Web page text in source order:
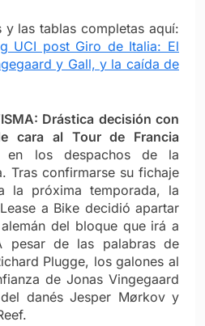
las tablas completas aquí:
UCI post Giro de Italia: El
y Gall, y la caída de
Drástica decisión con
cara al Tour de Francia
en los despachos de la
Tras confirmarse su fichaje
la próxima temporada, la
a Bike decidió apartar
del bloque que irá a
pesar de las palabras de
Plugge, los galones al
de Jonas Vingegaard
danés Jesper Mørkov y